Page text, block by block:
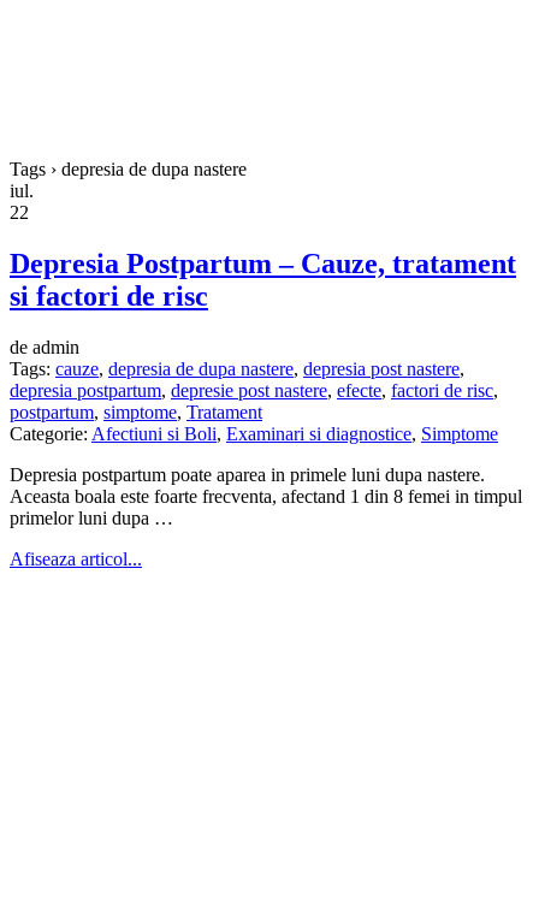
Tags › depresia de dupa nastere
iul.
22
Depresia Postpartum – Cauze, tratament
si factori de risc
de admin
Tags: cauze, depresia de dupa nastere, depresia post nastere,
depresia postpartum, depresie post nastere, efecte, factori de risc,
postpartum, simptome, Tratament
Categorie: Afectiuni si Boli, Examinari si diagnostice, Simptome
Depresia postpartum poate aparea in primele luni dupa nastere.
Aceasta boala este foarte frecventa, afectand 1 din 8 femei in timpul
primelor luni dupa …
Afiseaza articol...